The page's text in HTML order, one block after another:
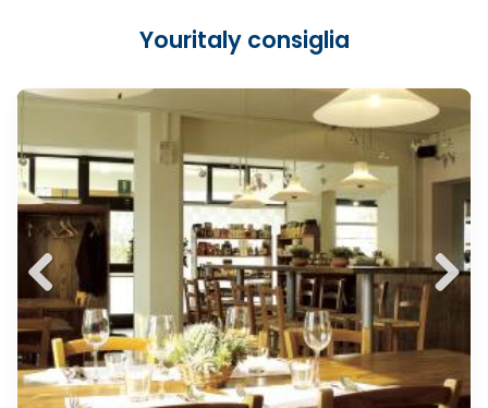
Youritaly consiglia
Previ
ous
Next